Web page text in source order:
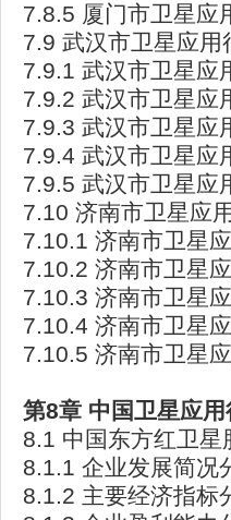
7.8.5 厦门市卫星应
7.9 武汉市卫星应用
7.9.1 武汉市卫星应
7.9.2 武汉市卫星应
7.9.3 武汉市卫星应
7.9.4 武汉市卫星应
7.9.5 武汉市卫星应
7.10 济南市卫星应
7.10.1 济南市卫星
7.10.2 济南市卫星
7.10.3 济南市卫星
7.10.4 济南市卫星
7.10.5 济南市卫星
第8章 中国卫星应
8.1 中国东方红卫
8.1.1 企业发展简况
8.1.2 主要经济指标